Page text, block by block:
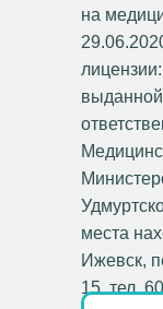
на
места
Ижевск,
15, тел.